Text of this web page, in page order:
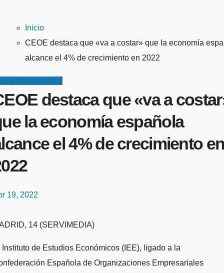
Inicio
CEOE destaca que «va a costar» que la economía
alcance el 4% de crecimiento en 2022
Nacional
destaca que «va a
la economía española
el 4% de crecimiento
19, 2022
14 (SERVIMEDIA)
Instituto de Estudios Económicos (IEE), ligado a la
Española de Organizaciones Empresariales